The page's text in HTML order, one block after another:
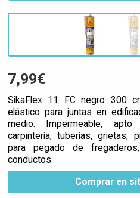
7,99€
SikaFlex 11 FC negro 300
elástico para juntas en
medio. Impermeable,
carpintería, tuberías, grietas,
para pegado de
conductos.
Comprar en